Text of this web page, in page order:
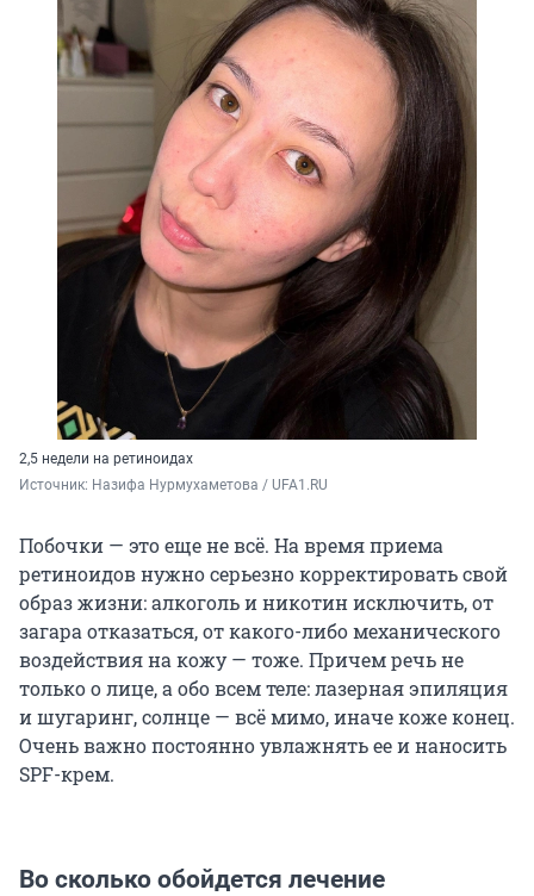
2,5 недели на ретиноидах
Источник: Назифа Нурмухаметова / UFA1.RU
Побочки — это еще не всё. На время приема
ретиноидов нужно серьезно корректировать свой
образ жизни: алкоголь и никотин исключить, от
загара отказаться, от какого-либо механического
воздействия на кожу — тоже. Причем речь не
только о лице, а обо всем теле: лазерная эпиляция
и шугаринг, солнце — всё мимо, иначе коже конец.
Очень важно постоянно увлажнять ее и наносить
SPF-крем.
Во сколько обойдется лечение